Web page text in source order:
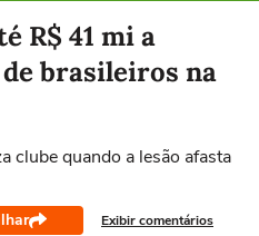
R$ 41 mi a
brasileiros na
clube quando a lesão afasta
Exibir comentários